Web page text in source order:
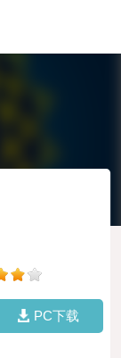
PC下载